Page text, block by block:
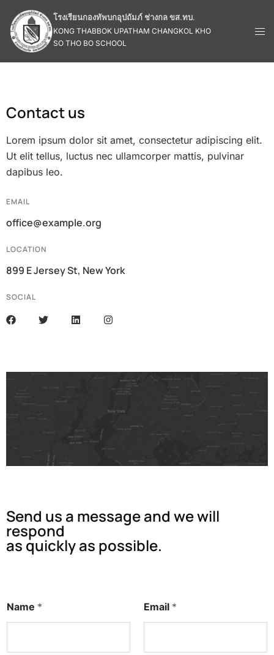
โรงเรียนกองทัพบกอุปถัมภ์ ช่างกล ขส.ทบ.
KONG THABBOK UPATHAM CHANGKOL KHO
SO THO BO SCHOOL
Contact us
Lorem ipsum dolor sit amet, consectetur adipiscing elit.
Ut elit tellus, luctus nec ullamcorper mattis, pulvinar
dapibus leo.
EMAIL
office@example.org
LOCATION
899 E Jersey St, New York
SOCIAL
Send us a message and we will
respond
as quickly as possible.
Name * Email *